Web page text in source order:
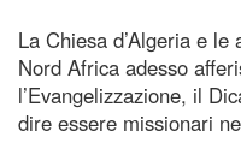
La Chiesa d’Algeria e
Nord Africa adesso
l’Evangelizzazione, il
dire essere missionari